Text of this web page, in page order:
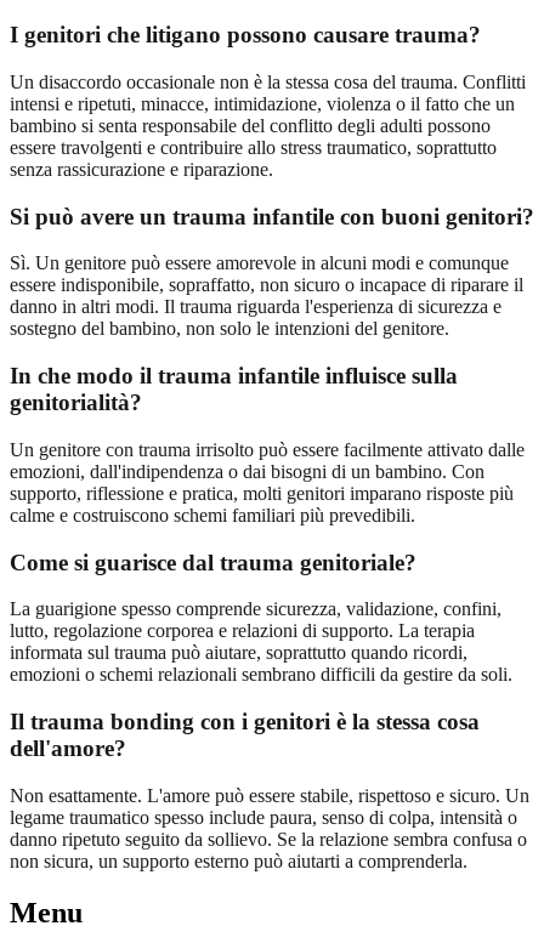
I genitori che litigano possono causare trauma?
Un disaccordo occasionale non è la stessa cosa del trauma. Conflitti
intensi e ripetuti, minacce, intimidazione, violenza o il fatto che un
bambino si senta responsabile del conflitto degli adulti possono
essere travolgenti e contribuire allo stress traumatico, soprattutto
senza rassicurazione e riparazione.
Si può avere un trauma infantile con buoni genitori?
Sì. Un genitore può essere amorevole in alcuni modi e comunque
essere indisponibile, sopraffatto, non sicuro o incapace di riparare il
danno in altri modi. Il trauma riguarda l'esperienza di sicurezza e
sostegno del bambino, non solo le intenzioni del genitore.
In che modo il trauma infantile influisce sulla
genitorialità?
Un genitore con trauma irrisolto può essere facilmente attivato dalle
emozioni, dall'indipendenza o dai bisogni di un bambino. Con
supporto, riflessione e pratica, molti genitori imparano risposte più
calme e costruiscono schemi familiari più prevedibili.
Come si guarisce dal trauma genitoriale?
La guarigione spesso comprende sicurezza, validazione, confini,
lutto, regolazione corporea e relazioni di supporto. La terapia
informata sul trauma può aiutare, soprattutto quando ricordi,
emozioni o schemi relazionali sembrano difficili da gestire da soli.
Il trauma bonding con i genitori è la stessa cosa
dell'amore?
Non esattamente. L'amore può essere stabile, rispettoso e sicuro. Un
legame traumatico spesso include paura, senso di colpa, intensità o
danno ripetuto seguito da sollievo. Se la relazione sembra confusa o
non sicura, un supporto esterno può aiutarti a comprenderla.
Menu